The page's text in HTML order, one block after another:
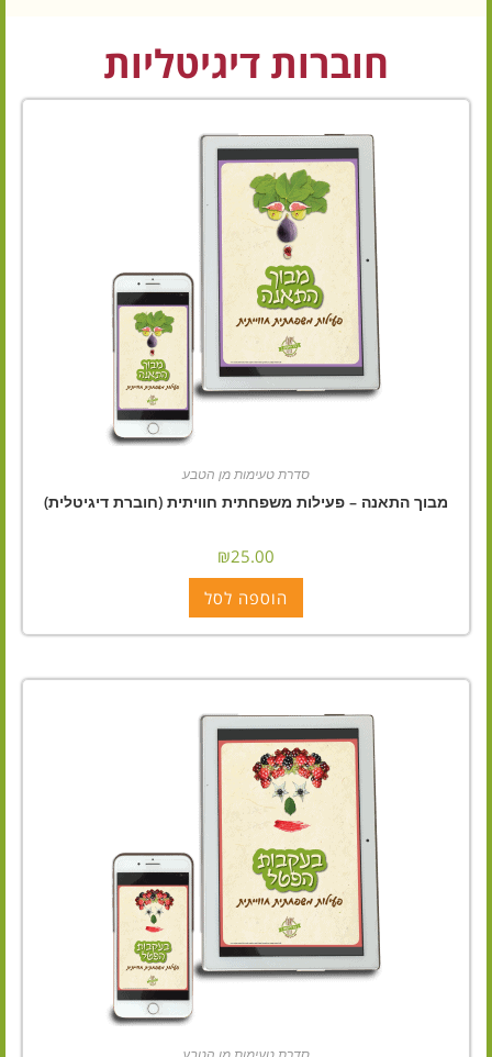
חוברות דיגיטליות
סדרת טעימות מן הטבע
מבוך התאנה – פעילות משפחתית חוויתית (חוברת דיגיטלית)
₪25.00
הוספה לסל